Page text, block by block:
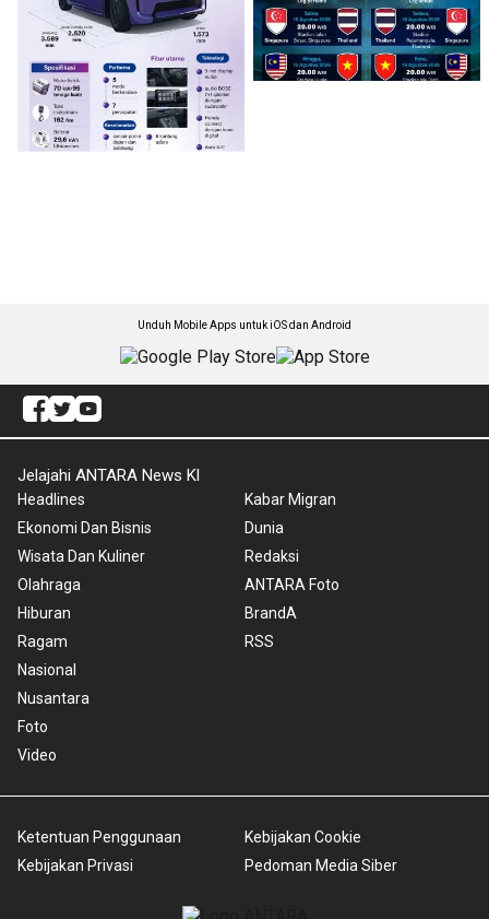
Unduh Mobile Apps untuk iOS dan Android
Jelajahi ANTARA News Kl
Headlines
Ekonomi Dan Bisnis
Wisata Dan Kuliner
Olahraga
Hiburan
Ragam
Nasional
Nusantara
Foto
Video
Kabar Migran
Dunia
Redaksi
ANTARA Foto
BrandA
RSS
Ketentuan Penggunaan
Kebijakan Privasi
Kebijakan Cookie
Pedoman Media Siber